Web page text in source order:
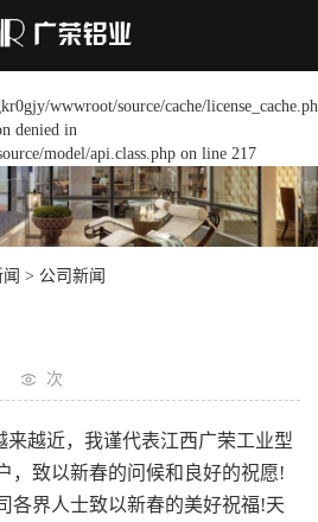
wwwroot/source/cache/
denied in
model/api.class.php on line 217
> 公司新闻
次
来越近，我谨代表江西广荣工业型
，致以新春的问候和良好的祝愿!
各界人士致以新春的美好祝福!天